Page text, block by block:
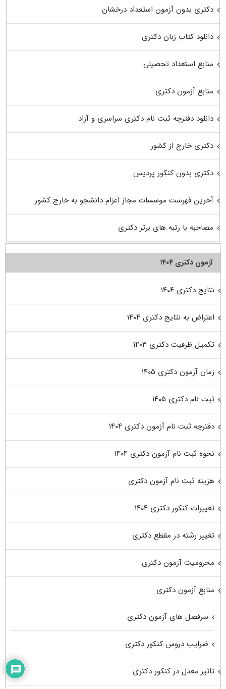
دکتری بدون آزمون استعداد درخشان
دانلود کتاب زبان دکتری
منابع استعداد تحصیلی
منابع آزمون دکتری
دانلود دفترچه ثبت نام دکتری سراسری و آزاد
دکتری خارج از کشور
دکتری بدون کنکور پردیس
آخرین فهرست موسسات مجاز اعزام دانشجو به خارج کشور
مصاحبه با رتبه های برتر دکتری
آزمون دکتری ۱۴۰۴
نتایج دکتری ۱۴۰۴
اعتراض به نتایج دکتری ۱۴۰۴
تکمیل ظرفیت دکتری ۱۴۰۳
زمان آزمون دکتری ۱۴۰۵
ثبت نام دکتری ۱۴۰۵
دفترچه ثبت نام آزمون دکتری ۱۴۰۴
نحوه ثبت نام آزمون دکتری ۱۴۰۴
هزینه ثبت نام آزمون دکتری
تغییرات کنکور دکتری ۱۴۰۴
تغییر رشته در مقطع دکتری
محرومیت آزمون دکتری
منابع آزمون دکتری
سرفصل های آزمون دکتری
ضرایب دروس کنکور دکتری
تاثیر معدل در کنکور دکتری